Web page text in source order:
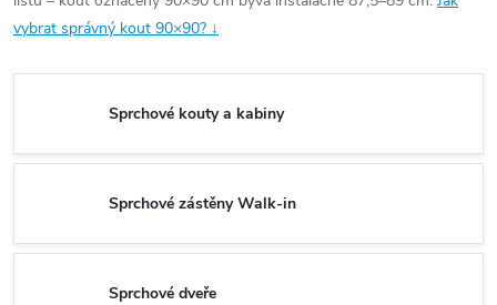
vybrat správný kout 90×90? ↓
Sprchové kouty a kabiny
Sprchové zástěny Walk-in
Sprchové dveře